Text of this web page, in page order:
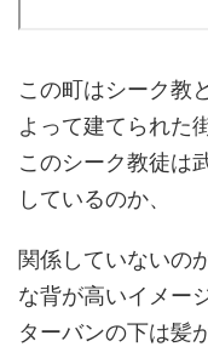
この町はシーク教
よって建てられた
このシーク教徒は
しているのか、
関係していないの
な背が高いイメージ
ターバンの下は髪